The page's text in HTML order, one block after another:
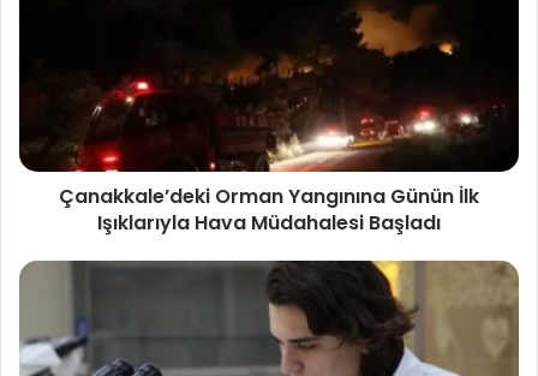
Çanakkale’deki Orman Yangınına Günün İlk
Işıklarıyla Hava Müdahalesi Başladı